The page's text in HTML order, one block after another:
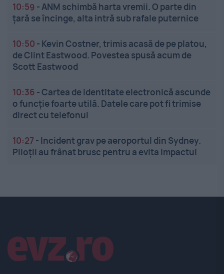
10:59 - ANM schimbă harta vremii. O parte din
țară se încinge, alta intră sub rafale puternice
10:50 - Kevin Costner, trimis acasă de pe platou,
de Clint Eastwood. Povestea spusă acum de
Scott Eastwood
10:36 -Cartea de identitate electronică ascunde
o funcție foarte utilă. Datele care pot fi trimise
direct cu telefonul
10:27 - Incident grav pe aeroportul din Sydney.
Piloții au frânat brusc pentru a evita impactul
Linkuri utile